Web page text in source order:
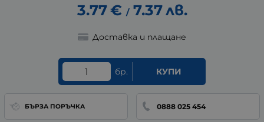
3.77€ / 7.37лв.
Доставка и плащане
бр. КУПИ
БЪРЗА ПОРЪЧКА 0888 025 454